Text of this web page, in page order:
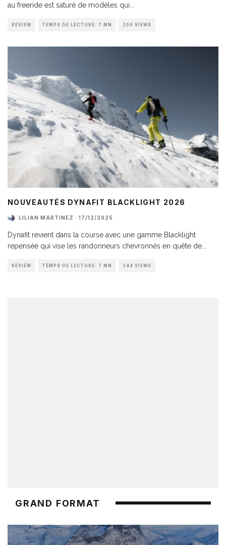
au freeride est saturé de modèles qui
REVIEW TEMPS DE LECTURE: 7 MN 206 VIEWS
NOUVEAUTÉS DYNAFIT BLACKLIGHT 2026
LILIAN MARTINEZ · 17/12/2025
Dynafit revient dans la course avec une gamme Blacklight
repensée qui vise les randonneurs chevronnés en quête de
REVIEW TEMPS DE LECTURE: 7 MN 344 VIEWS
GRAND FORMAT